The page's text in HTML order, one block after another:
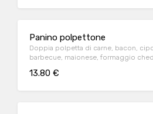
Panino polpettone
Doppia polpetta di carne, bacon,
barbecue, maionese, formaggio
13.80 €